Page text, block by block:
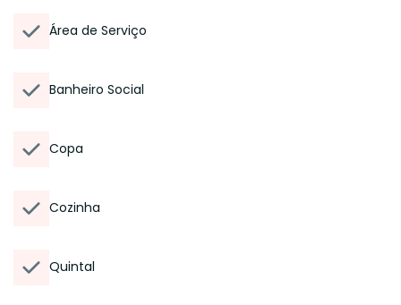
Área de Serviço
Banheiro Social
Copa
Cozinha
Quintal